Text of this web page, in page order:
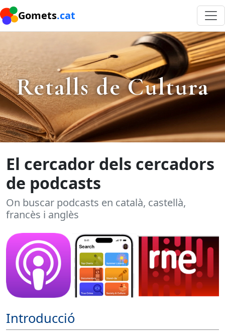
Gomets.cat
Retalls de Cultura
El cercador dels cercadors
de podcasts
On buscar podcasts en català, castellà,
francès i anglès
Introducció